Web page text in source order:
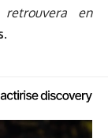
en
.